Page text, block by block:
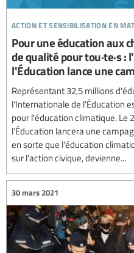
action et sensibilisation en
Pour une éducation aux
de qualité pour tou·te·s
l'Éducation lance une
Représentant 32,5 millions
l'Internationale de l'Éducation
pour l'éducation climatique. Le
l'Éducation lancera une
en sorte que l'éducation
sur l'action civique, devienne...
30 mars 2021